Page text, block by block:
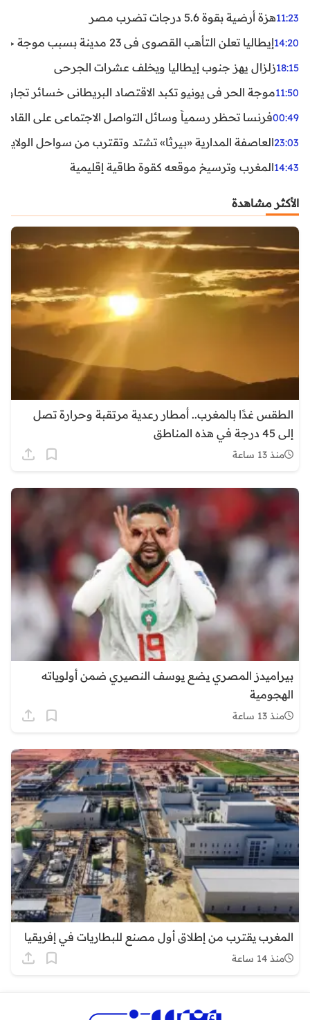
11:23هزة أرضية بقوة 5.6 درجات تضرب مصر
14:20إيطاليا تعلن التأهب القصوى في 23 مدينة بسبب موجة حر شديدة
18:15زلزال يهز جنوب إيطاليا ويخلف عشرات الجرحى
11:50موجة الحر في يونيو تكبد الاقتصاد البريطاني خسائر تجاوزت 1.5 مليار
00:49فرنسا تحظر رسمياً وسائل التواصل الاجتماعي على القاصرين
23:03العاصفة المدارية «بيرثا» تشتد وتقترب من سواحل
14:43المغرب وترسيخ موقعه كقوة طاقية إقليمية
الأكثر مشاهدة
الطقس غدًا بالمغرب.. أمطار رعدية مرتقبة وحرارة تصل
إلى 45 درجة في هذه المناطق
منذ 13 ساعة
بيراميدز المصري يضع يوسف النصيري ضمن أولوياته
الهجومية
منذ 13 ساعة
المغرب يقترب من إطلاق أول مصنع للبطاريات في إفريقيا
منذ 14 ساعة